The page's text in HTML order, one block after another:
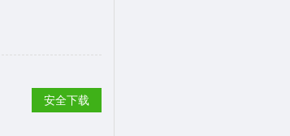
安全下载